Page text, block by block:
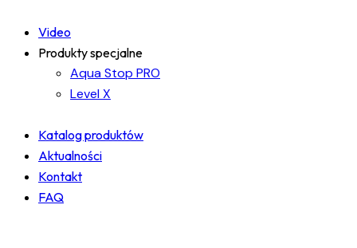
Video
Produkty specjalne
Aqua Stop PRO
Level X
Katalog produktów
Aktualności
Kontakt
FAQ